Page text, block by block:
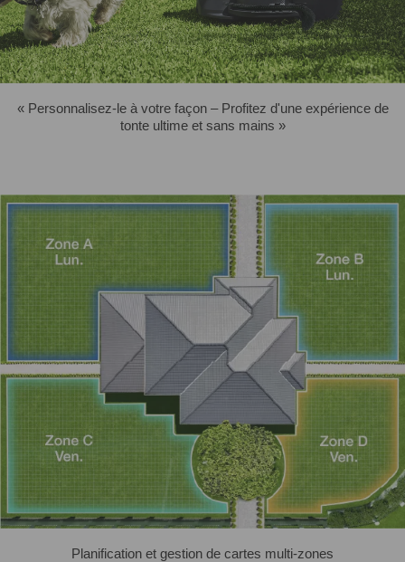
« Personnalisez-le à votre façon – Profitez d'une expérience de
tonte ultime et sans mains »
Planification et gestion de cartes multi-zones